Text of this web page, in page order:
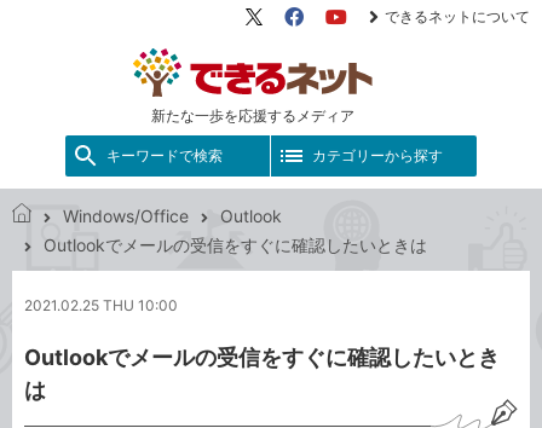
新たな一歩を応援するメディア
X（旧
FacebookYouTube
できるネットについて
キーワードで検索 カテゴリーから探す
で
ネ
ト
Windows/Office
Outlook
Outlookでメールの受信をすぐに確認したいときは
2021.02.25 THU 10:00
Outlookでメールの受信をすぐに確認したいとき
は